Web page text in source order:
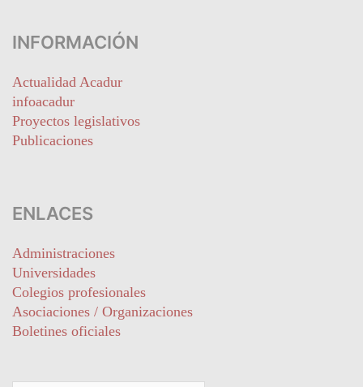
INFORMACIÓN
Actualidad Acadur
infoacadur
Proyectos legislativos
Publicaciones
ENLACES
Administraciones
Universidades
Colegios profesionales
Asociaciones / Organizaciones
Boletines oficiales